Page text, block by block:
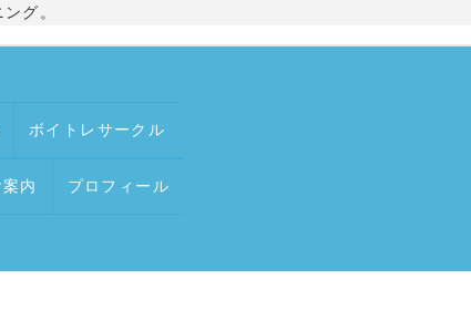
グ。
ボイトレサークル
内 プロフィール